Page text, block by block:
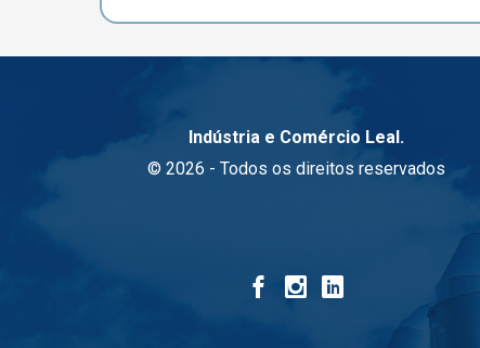
Indústria e Comércio Leal.
© 2026 - Todos os direitos reservados